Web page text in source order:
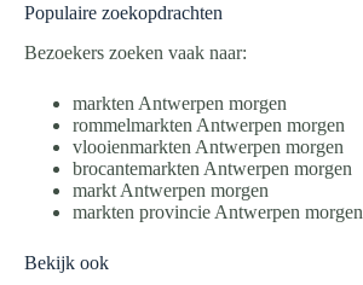
Populaire zoekopdrachten
Bezoekers zoeken vaak naar:
markten Antwerpen morgen
rommelmarkten Antwerpen morgen
vlooienmarkten Antwerpen morgen
brocantemarkten Antwerpen morgen
markt Antwerpen morgen
markten provincie Antwerpen morgen
Bekijk ook